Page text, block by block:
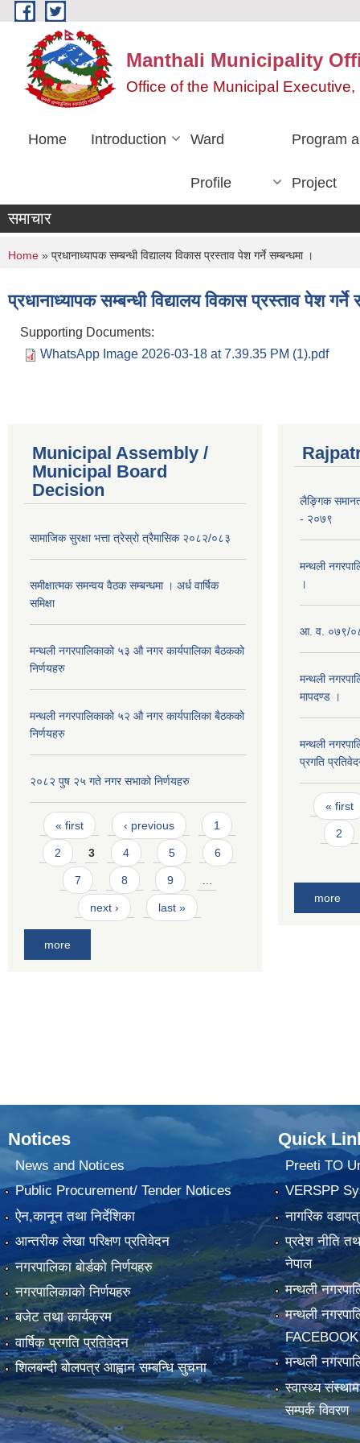
Skip to main content
Manthali Municipality
Office of the Municipal
Home Introduction Ward
Profile
Program
Project
समाचार
You are here
Home » प्रधानाध्यापक सम्बन्धी विद्यालय विकास प्रस्ताव पेश गर्ने सम्बन्धमा ।
प्रधानाध्यापक सम्बन्धी विद्यालय विकास प्रस्ताव पेश गर्ने
Supporting Documents:
WhatsApp Image 2026-03-18 at 7.39.35 PM (1).pdf
Municipal Assembly /
Municipal Board
Decision
सामाजिक सुरक्षा भत्ता त्रेस्रो त्रैमासिक २०८२/०८३
समीक्षात्मक समन्वय वैठक सम्बन्धमा । अर्ध वार्षिक
समिक्षा
मन्थली नगरपालिकाको ५३ औ नगर कार्यपालिका बैठकको
निर्णयहरु
मन्थली नगरपालिकाको ५२ औ नगर कार्यपालिका बैठकको
निर्णयहरु
२०८२ पुष २५ गते नगर सभाको निर्णयहरु
Pages
« first ‹ previous 1
2 3 4 5 6
7 8 9
next › last »
more
लैङ्गिक
- २०७९
मन्थली
।
आ. व. ०७९/
मन्थली
मापदण्ड ।
मन्थली
प्रगति
Pages
« first
2
more
Notices
News and Notices
Public Procurement/ Tender Notices
ऐन,कानून तथा निर्देशिका
आन्तरीक लेखा परिक्षण प्रतिवेदन
नगरपालिका बोर्डको निर्णयहरु
नगरपालिकाको निर्णयहरु
बजेट तथा कार्यक्रम
वार्षिक प्रगति प्रतिवेदन
शिलबन्दी बोलपत्र आह्वान सम्बन्धि सुचना
Quick
Preeti TO
VERSPP
नागरिक
प्रदेश नीति
नेपाल
मन्थली
मन्थली
FACEBOOK
मन्थली
स्वास्थ्य
सम्पर्क विवरण